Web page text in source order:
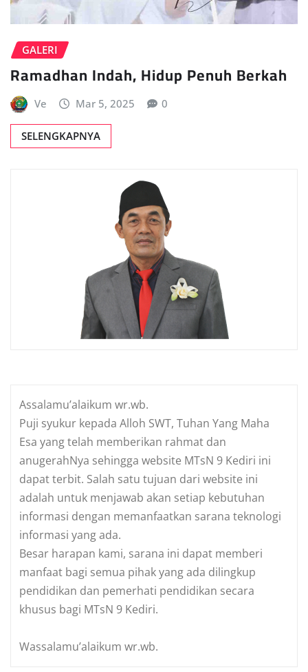
GALERI
Ramadhan Indah, Hidup Penuh Berkah
Ve Mar 5, 2025 0
SELENGKAPNYA
Assalamu’alaikum wr.wb.
Puji syukur kepada Alloh SWT, Tuhan Yang Maha
Esa yang telah memberikan rahmat dan
anugerahNya sehingga website MTsN 9 Kediri ini
dapat terbit. Salah satu tujuan dari website ini
adalah untuk menjawab akan setiap kebutuhan
informasi dengan memanfaatkan sarana teknologi
informasi yang ada.
Besar harapan kami, sarana ini dapat memberi
manfaat bagi semua pihak yang ada dilingkup
pendidikan dan pemerhati pendidikan secara
khusus bagi MTsN 9 Kediri.
Wassalamu’alaikum wr.wb.